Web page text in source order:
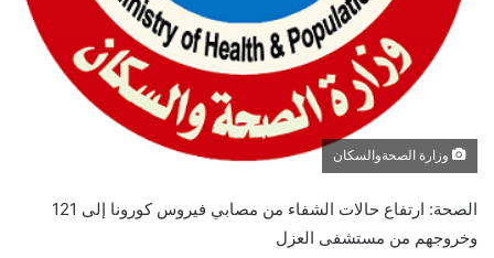
وزارة الصحةوالسكان
الصحة: ارتفاع حالات الشفاء من مصابي فيروس كورونا إلى 121
وخروجهم من مستشفى العزل